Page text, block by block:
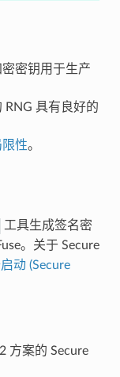
密钥用于生产
RNG 具有良好的
性。
工具生成签名密
。关于 Secure
动 (Secure
方案的 Secure